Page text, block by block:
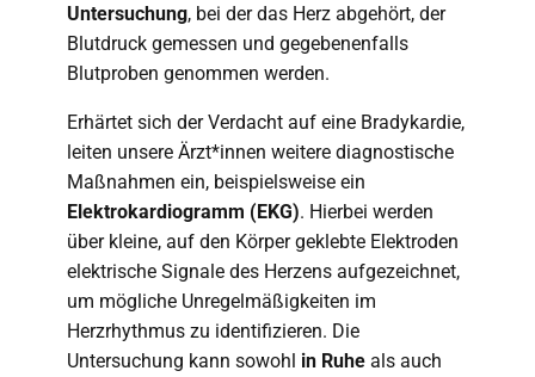
Untersuchung, bei der das Herz abgehört, der
Blutdruck gemessen und gegebenenfalls
Blutproben genommen werden.
Erhärtet sich der Verdacht auf eine Bradykardie,
leiten unsere Ärzt*innen weitere diagnostische
Maßnahmen ein, beispielsweise ein
Elektrokardiogramm (EKG). Hierbei werden
über kleine, auf den Körper geklebte Elektroden
elektrische Signale des Herzens aufgezeichnet,
um mögliche Unregelmäßigkeiten im
Herzrhythmus zu identifizieren. Die
Untersuchung kann sowohl in Ruhe als auch